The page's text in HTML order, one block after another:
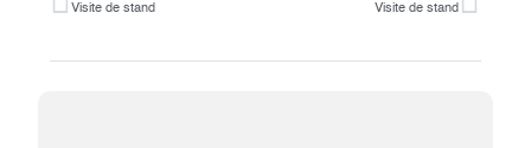
Visite de stand Visite de stand